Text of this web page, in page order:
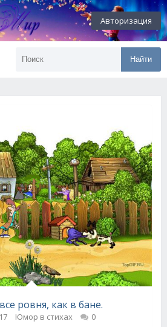
Авторизация
Найти
ровня, как в бане.
Юмор в стихах 0